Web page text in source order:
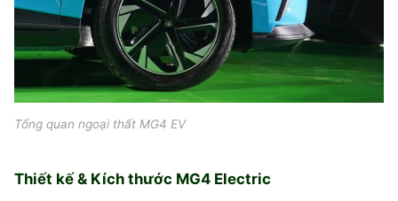
Tổng quan ngoại thất MG4 EV
Thiết kế & Kích thước MG4 Electric